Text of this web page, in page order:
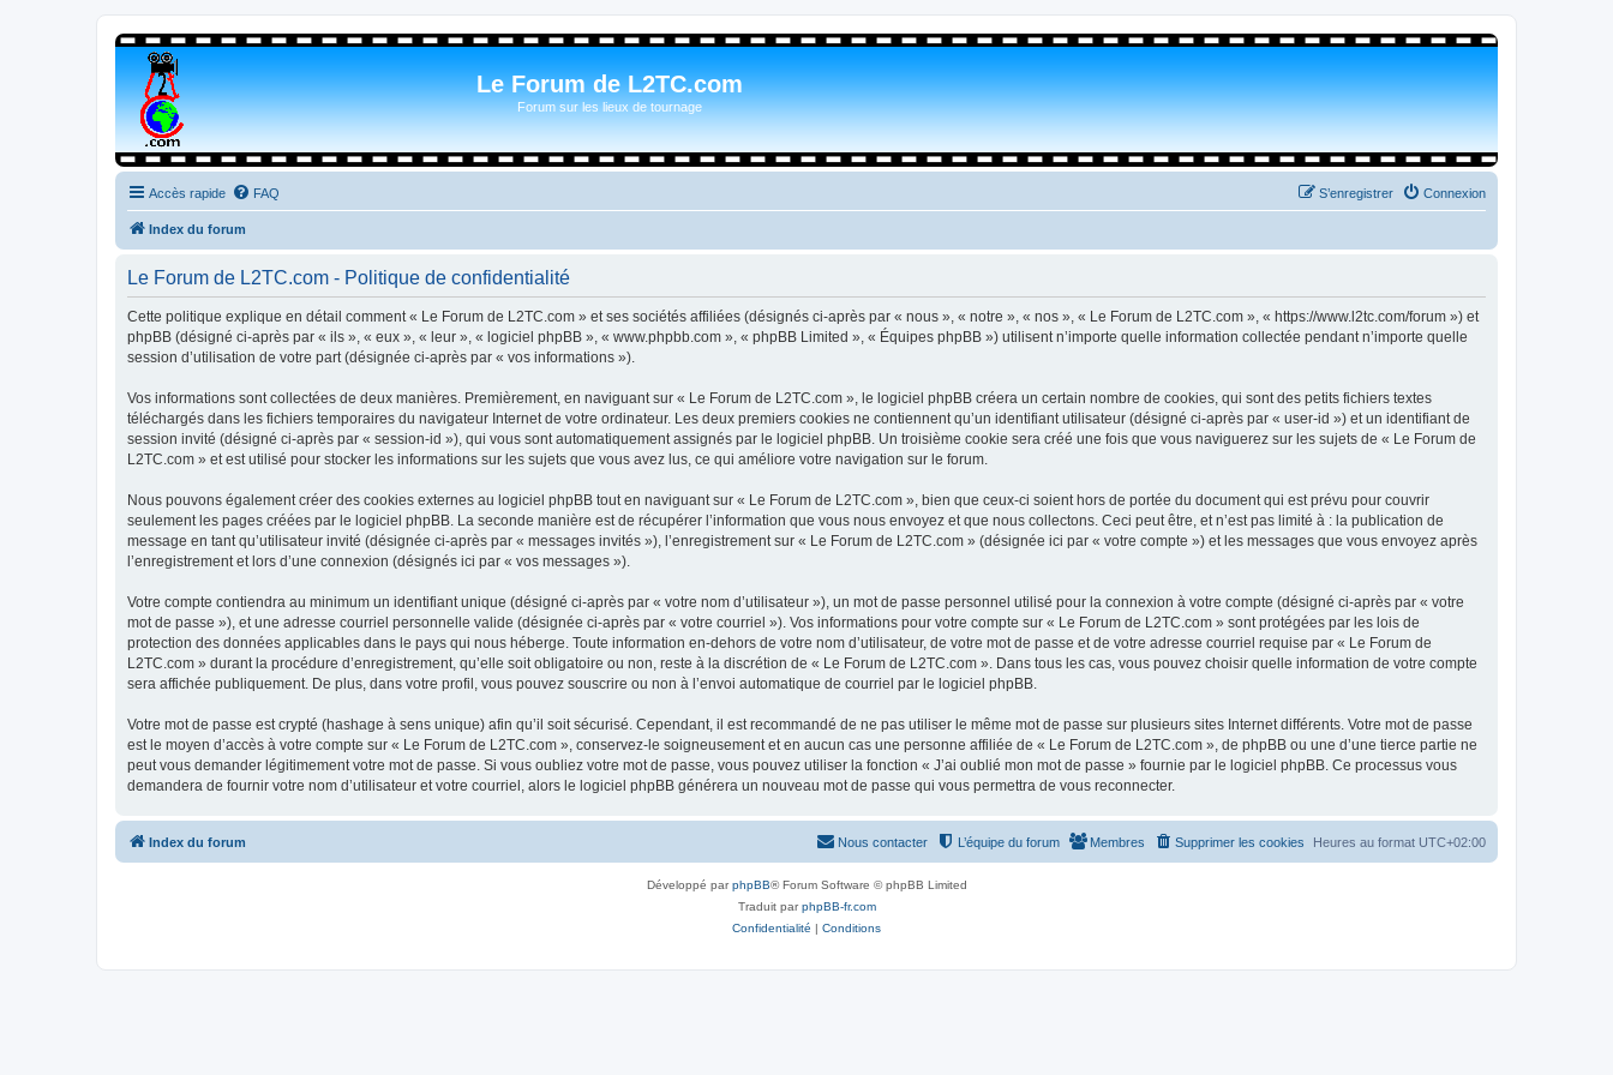
Le Forum de L2TC.com
Forum sur les lieux de tournage
Accès rapide FAQ Connexion
S’enregistrer
Index du forum
Le Forum de L2TC.com - Politique de confidentialité
Cette politique explique en détail comment « Le Forum de L2TC.com » et ses sociétés affiliées (désignés ci-après par « nous », « notre », « nos », « Le Forum de L2TC.com », « https://www.l2tc.com/forum ») et
phpBB (désigné ci-après par « ils », « eux », « leur », « logiciel phpBB », « www.phpbb.com », « phpBB Limited », « Équipes phpBB ») utilisent n’importe quelle information collectée pendant n’importe quelle
session d’utilisation de votre part (désignée ci-après par « vos informations »).
Vos informations sont collectées de deux manières. Premièrement, en naviguant sur « Le Forum de L2TC.com », le logiciel phpBB créera un certain nombre de cookies, qui sont des petits fichiers textes
téléchargés dans les fichiers temporaires du navigateur Internet de votre ordinateur. Les deux premiers cookies ne contiennent qu’un identifiant utilisateur (désigné ci-après par « user-id ») et un identifiant de
session invité (désigné ci-après par « session-id »), qui vous sont automatiquement assignés par le logiciel phpBB. Un troisième cookie sera créé une fois que vous naviguerez sur les sujets de « Le Forum de
L2TC.com » et est utilisé pour stocker les informations sur les sujets que vous avez lus, ce qui améliore votre navigation sur le forum.
Nous pouvons également créer des cookies externes au logiciel phpBB tout en naviguant sur « Le Forum de L2TC.com », bien que ceux-ci soient hors de portée du document qui est prévu pour couvrir
seulement les pages créées par le logiciel phpBB. La seconde manière est de récupérer l’information que vous nous envoyez et que nous collectons. Ceci peut être, et n’est pas limité à : la publication de
message en tant qu’utilisateur invité (désignée ci-après par « messages invités »), l’enregistrement sur « Le Forum de L2TC.com » (désignée ici par « votre compte ») et les messages que vous envoyez après
l’enregistrement et lors d’une connexion (désignés ici par « vos messages »).
Votre compte contiendra au minimum un identifiant unique (désigné ci-après par « votre nom d’utilisateur »), un mot de passe personnel utilisé pour la connexion à votre compte (désigné ci-après par « votre
mot de passe »), et une adresse courriel personnelle valide (désignée ci-après par « votre courriel »). Vos informations pour votre compte sur « Le Forum de L2TC.com » sont protégées par les lois de
protection des données applicables dans le pays qui nous héberge. Toute information en-dehors de votre nom d’utilisateur, de votre mot de passe et de votre adresse courriel requise par « Le Forum de
L2TC.com » durant la procédure d’enregistrement, qu’elle soit obligatoire ou non, reste à la discrétion de « Le Forum de L2TC.com ». Dans tous les cas, vous pouvez choisir quelle information de votre compte
sera affichée publiquement. De plus, dans votre profil, vous pouvez souscrire ou non à l’envoi automatique de courriel par le logiciel phpBB.
Votre mot de passe est crypté (hashage à sens unique) afin qu’il soit sécurisé. Cependant, il est recommandé de ne pas utiliser le même mot de passe sur plusieurs sites Internet différents. Votre mot de passe
est le moyen d’accès à votre compte sur « Le Forum de L2TC.com », conservez-le soigneusement et en aucun cas une personne affiliée de « Le Forum de L2TC.com », de phpBB ou une d’une tierce partie ne
peut vous demander légitimement votre mot de passe. Si vous oubliez votre mot de passe, vous pouvez utiliser la fonction « J’ai oublié mon mot de passe » fournie par le logiciel phpBB. Ce processus vous
demandera de fournir votre nom d’utilisateur et votre courriel, alors le logiciel phpBB générera un nouveau mot de passe qui vous permettra de vous reconnecter.
Index du forum Heures au format UTC+02:00
Supprimer les cookies
Membres
L’équipe du forum
Nous contacter
Développé parphpBB® Forum Software © phpBB Limited
Traduit parphpBB-fr.com
Confidentialité | Conditions